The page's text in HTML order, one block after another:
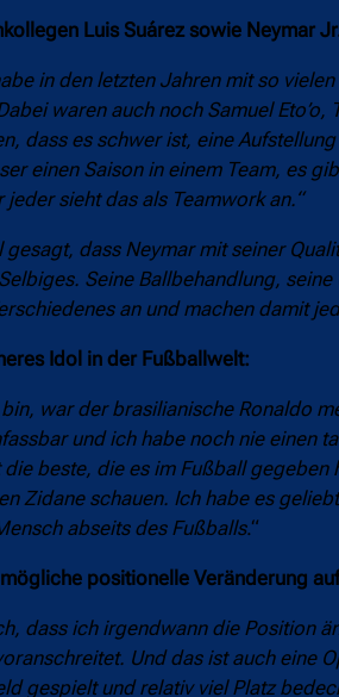
Luis Suárez sowie Neymar
in den letzten Jahren mit so
waren auch noch Samuel
dass es schwer ist, eine
einen Saison in einem Team, es
sieht das als Teamwork an.“
gesagt, dass Neymar mit seiner
Seine Ballbehandlung,
an und machen damit
Idol in der Fußballwelt:
war der brasilianische Ronaldo
und ich habe noch nie einen
beste, die es im Fußball
Zidane schauen. Ich habe es
abseits des Fußballs.“
positionelle Veränderung
dass ich irgendwann die Position
Und das ist auch eine
gespielt und relativ viel Platz